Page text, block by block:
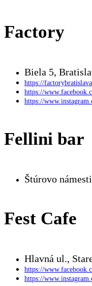
Factory
Biela 5,
https://
https://
https://
Fellini bar
Štúrovo
Fest Cafe
Hlavná ul.,
https://
https://